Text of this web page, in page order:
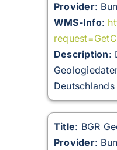
Provider:
WMS-Info:
Description:
Title: BGR
Provider: